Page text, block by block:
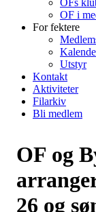
OF i
For fektere
Utstyr
Kontakt
Aktiviteter
Filarkiv
Bli medlem
OF og
26 og